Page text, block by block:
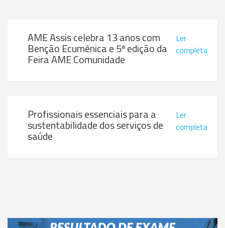
AME Assis celebra 13 anos com
Benção Ecumênica e 5ª edição da
Feira AME Comunidade
Ler
completa
Profissionais essenciais para a
sustentabilidade dos serviços de
saúde
Ler
completa